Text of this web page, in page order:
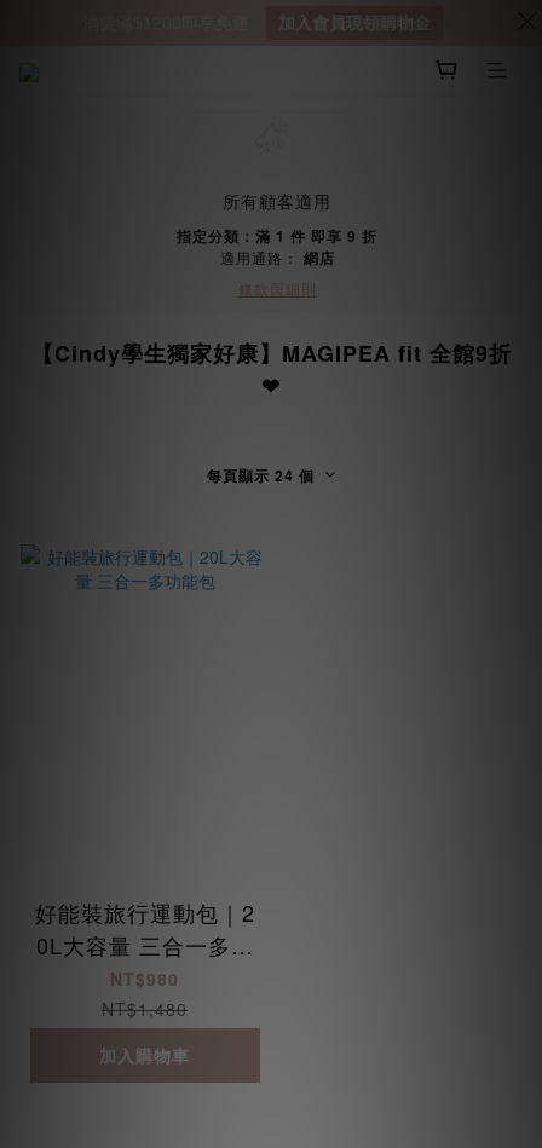
所有顧客適用
指定分類：滿 1 件 即享 9 折
適用通路： 網店
條款與細則
【Cindy學生獨家好康】MAGIPEA fit 全館9折
❤
每頁顯示 24 個
好能裝旅行運動包｜2
0L大容量 三合一多功
能包
NT$980
NT$1,480
加入購物車
加入會員現領購物金